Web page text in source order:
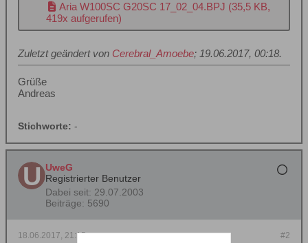
Aria W100SC G20SC 17_02_04.BPJ (35,5 KB,
419x aufgerufen)
Zuletzt geändert von Cerebral_Amoebe; 19.06.2017, 00:18.
Grüße
Andreas
Stichworte: -
UweG
Registrierter Benutzer
Dabei seit: 29.07.2003
Beiträge: 5690
#2
18.06.2017, 21:15